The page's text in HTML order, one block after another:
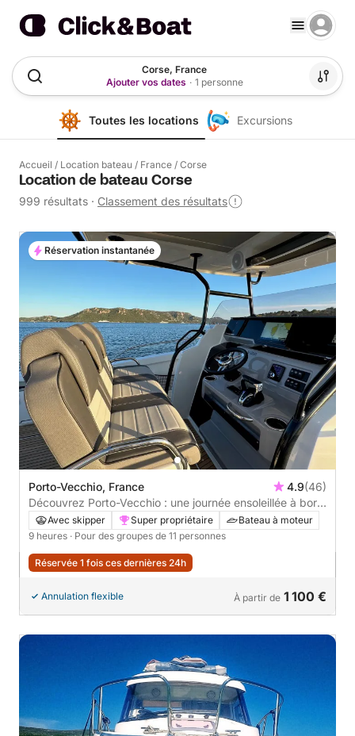
Corse, France
Ajouter vos dates · 1 personne
Toutes les locations Excursions
Accueil / Location bateau / France / Corse
Location de bateau Corse
999 résultats · Classement des résultats
Porto-Vecchio, France 4.9(46)
Découvrez Porto-Vecchio : une journée ensoleillée à bord
d'un bateau à moteur
Avec skipper Super propriétaire
Bateau à moteur
9 heures · Pour des groupes de 11 personnes
Réservée 1 fois ces dernières 24h
Annulation flexible À partir de 1 100 €
Réservation instantanée